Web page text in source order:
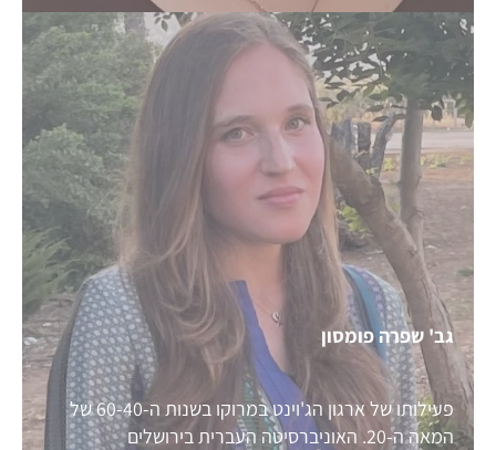
גב' שפרה פומסון
פעילותו של ארגון הג'וינט במרוקו בשנות ה-60-40 של
המאה ה-20. האוניברסיטה העברית בירושלים